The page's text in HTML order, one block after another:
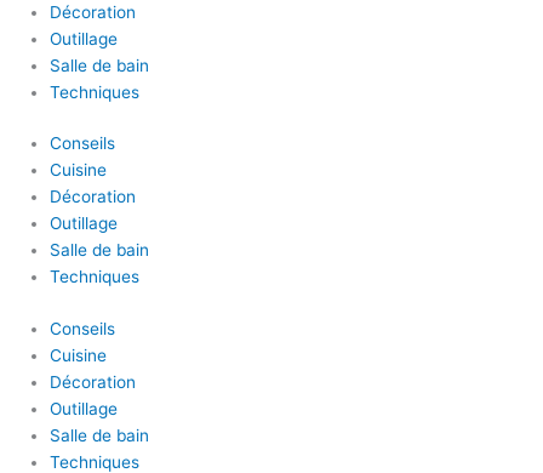
Décoration
Outillage
Salle de bain
Techniques
Conseils
Cuisine
Décoration
Outillage
Salle de bain
Techniques
Conseils
Cuisine
Décoration
Outillage
Salle de bain
Techniques